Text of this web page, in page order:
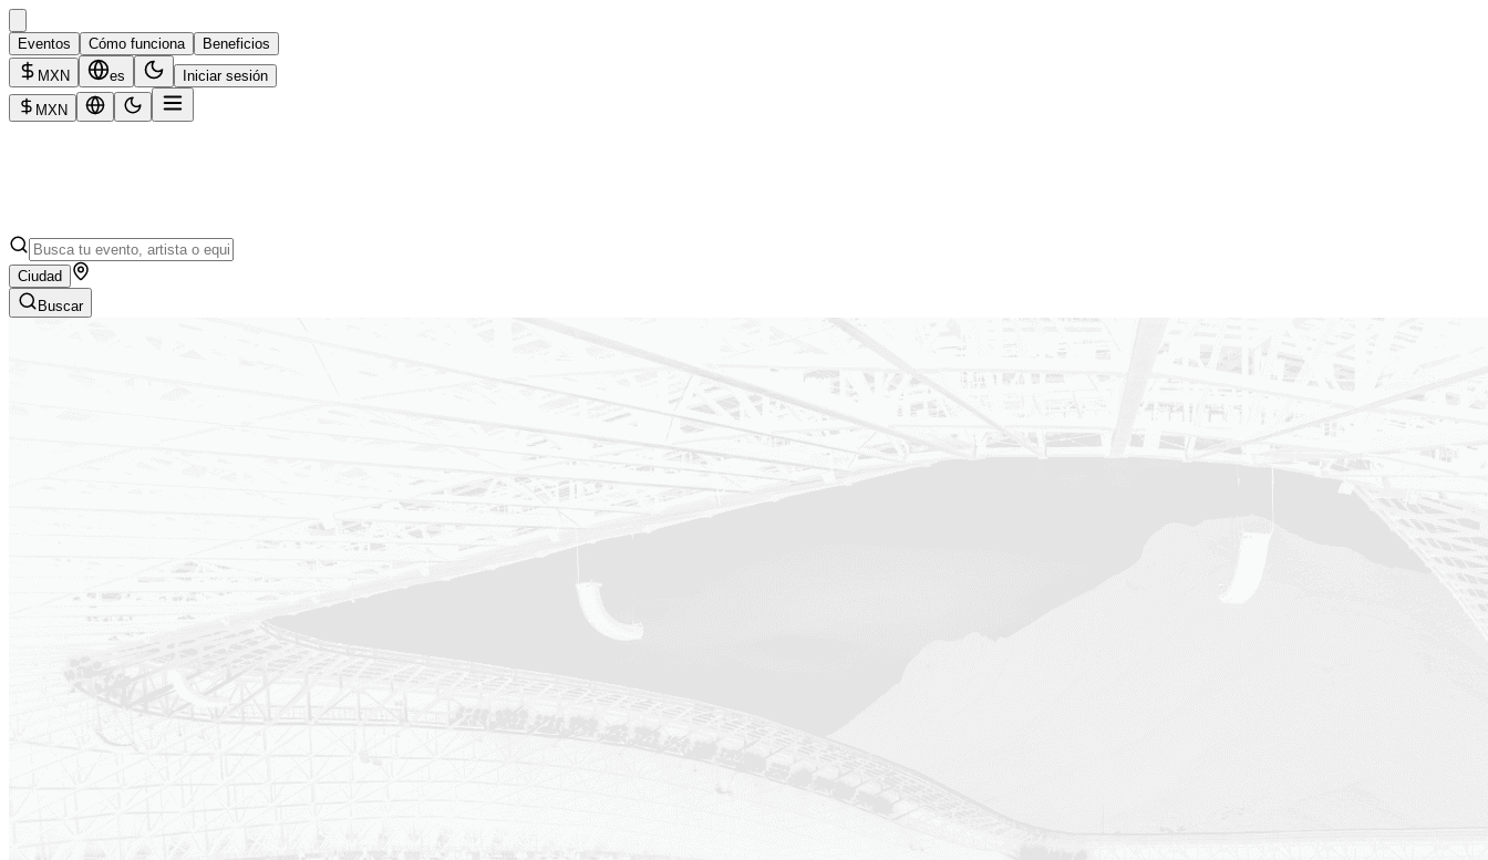
Eventos Cómo funciona
Beneficios
MXN
es Iniciar sesión
MXN
Ciudad
Buscar